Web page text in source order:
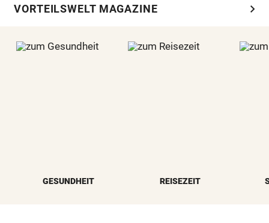
VORTEILSWELT MAGAZINE chevron_right
GESUNDHEIT REISEZEIT